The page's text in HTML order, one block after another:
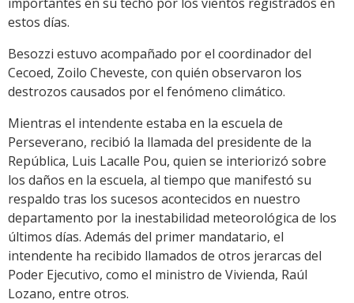
estos días.
Besozzi estuvo acompañado por el coordinador del
Cecoed, Zoilo Cheveste, con quién observaron los
destrozos causados por el fenómeno climático.
Mientras el intendente estaba en la escuela de
Perseverano, recibió la llamada del presidente de la
República, Luis Lacalle Pou, quien se interiorizó sobre
los daños en la escuela, al tiempo que manifestó su
respaldo tras los sucesos acontecidos en nuestro
departamento por la inestabilidad meteorológica de los
últimos días. Además del primer mandatario, el
intendente ha recibido llamados de otros jerarcas del
Poder Ejecutivo, como el ministro de Vivienda, Raúl
Lozano, entre otros.